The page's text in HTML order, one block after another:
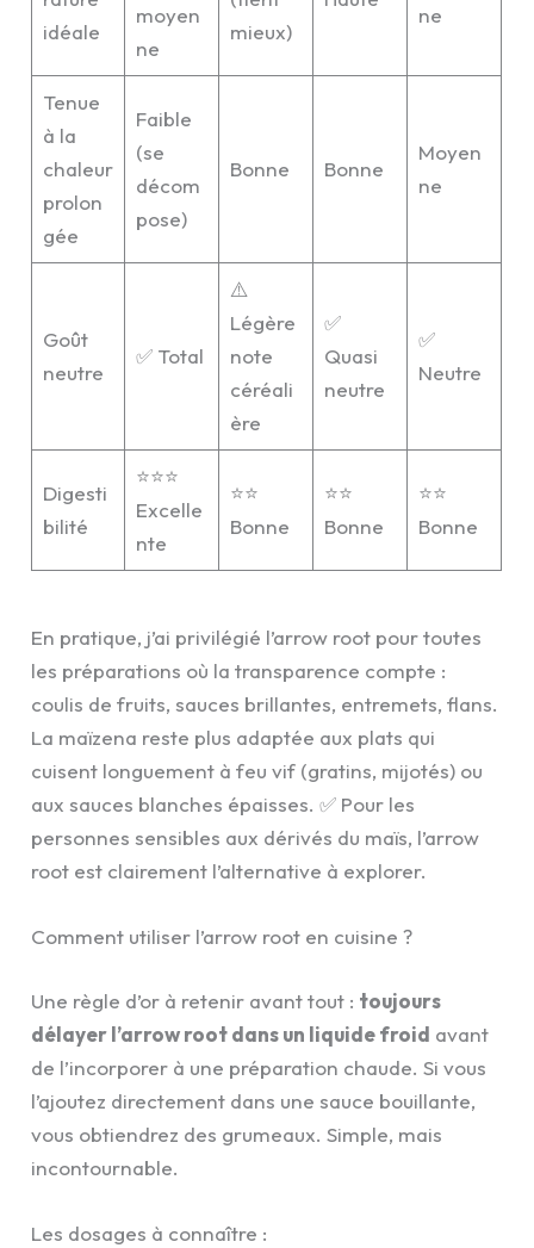
idéale
moyen
ne
mieux)
ne
Tenue
à la
chaleur
prolon
gée
Faible
(se
décom
pose)
Bonne Bonne
Moyen
ne
Goût
neutre
✅ Total
⚠️
Légère
note
céréali
ère
✅
Quasi
neutre
✅
Neutre
Digesti
bilité
⭐⭐⭐
Excelle
nte
⭐⭐
Bonne
⭐⭐
Bonne
⭐⭐
Bonne
En pratique, j’ai privilégié l’arrow root pour toutes
les préparations où la transparence compte :
coulis de fruits, sauces brillantes, entremets, flans.
La maïzena reste plus adaptée aux plats qui
cuisent longuement à feu vif (gratins, mijotés) ou
aux sauces blanches épaisses. ✅ Pour les
personnes sensibles aux dérivés du maïs, l’arrow
root est clairement l’alternative à explorer.
Comment utiliser l’arrow root en cuisine ?
Une règle d’or à retenir avant tout : toujours
délayer l’arrow root dans un liquide froid avant
de l’incorporer à une préparation chaude. Si vous
l’ajoutez directement dans une sauce bouillante,
vous obtiendrez des grumeaux. Simple, mais
incontournable.
Les dosages à connaître :